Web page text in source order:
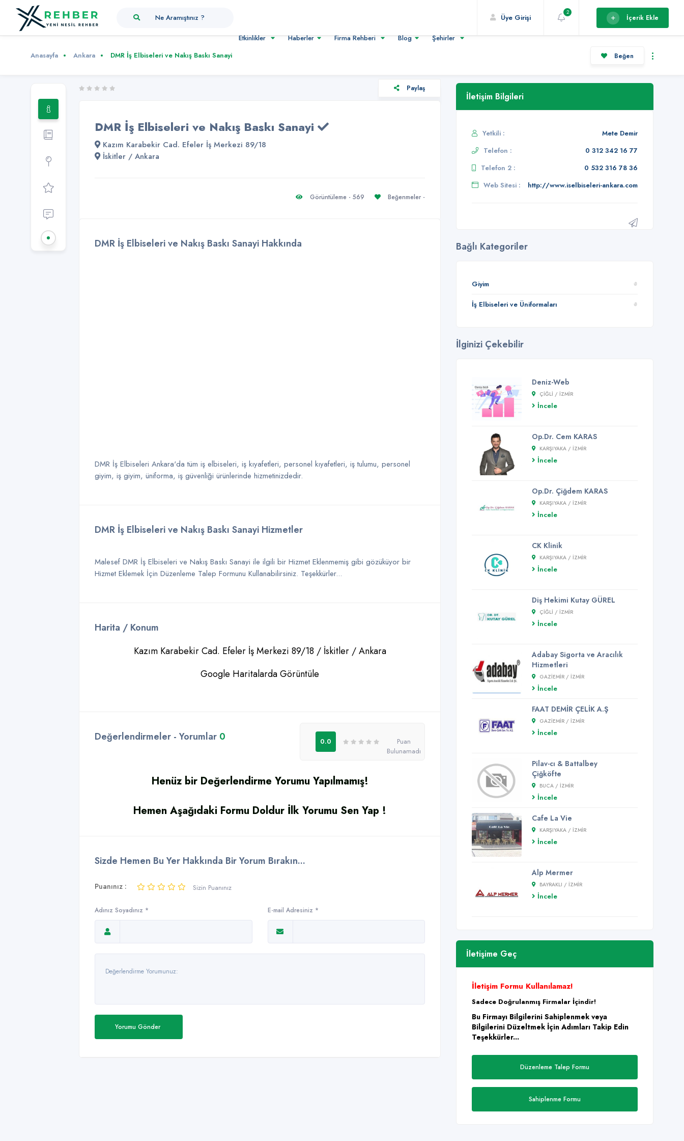
Ne Aramıştınız ? İçerik Ekle
2
Üye Girişi
Etkinlikler Haberler Firma Rehberi Blog
Şehirler
Anasayfa
Ankara DMR İş Elbiseleri ve Nakış Baskı Sanayi Beğen
Paylaş
DMR İş Elbiseleri ve Nakış Baskı Sanayi
Kazım Karabekir Cad. Efeler İş Merkezi 89/18
İskitler / Ankara
Görüntüleme - 569 Beğenmeler -
DMR İş Elbiseleri ve Nakış Baskı Sanayi Hakkında
DMR İş Elbiseleri Ankara'da tüm iş elbiseleri, iş kıyafetleri, personel kıyafetleri, iş tulumu, personel
giyim, iş giyim, üniforma, iş güvenliği ürünlerinde hizmetinizdedir.
DMR İş Elbiseleri ve Nakış Baskı Sanayi Hizmetler
Malesef DMR İş Elbiseleri ve Nakış Baskı Sanayi ile ilgili bir Hizmet Eklenmemiş gibi gözüküyor bir
Hizmet Eklemek İçin Düzenleme Talep Formunu Kullanabilirsiniz. Teşekkürler...
Harita / Konum
Kazım Karabekir Cad. Efeler İş Merkezi 89/18 / İskitler / Ankara
Google Haritalarda Görüntüle
Değerlendirmeler - Yorumlar 0 0.0
Puan
Bulunamadı
Henüz bir Değerlendirme Yorumu Yapılmamış!
Hemen Aşağıdaki Formu Doldur İlk Yorumu Sen Yap !
Sizde Hemen Bu Yer Hakkında Bir Yorum Bırakın...
Puanınız : Sizin Puanınız
Adınız Soyadınız * E-mail Adresiniz *
Yorumu Gönder
İletişim Bilgileri
Yetkili :
Mete Demir
Telefon :
0 312 342 16 77
Telefon 2 :
0 532 316 78 36
Web Sitesi :
http://www.iselbiseleri-ankara.com
Bağlı Kategoriler
Giyim
İş Elbiseleri ve Üniformaları
İlginizi Çekebilir
Deniz-Web
ÇIĞLI / İZMİR
İncele
Op.Dr. Cem KARAS
KARŞIYAKA / İZMİR
İncele
Op.Dr. Çiğdem KARAS
KARŞIYAKA / İZMİR
İncele
CK Klinik
KARŞIYAKA / İZMİR
İncele
Diş Hekimi Kutay GÜREL
ÇIĞLI / İZMİR
İncele
Adabay Sigorta ve Aracılık
Hizmetleri
GAZIEMIR / İZMİR
İncele
FAAT DEMİR ÇELİK A.Ş
GAZIEMIR / İZMİR
İncele
Pilav-cı & Battalbey
Çiğköfte
BUCA / İZMİR
İncele
Cafe La Vie
KARŞIYAKA / İZMİR
İncele
Alp Mermer
BAYRAKLI / İZMİR
İncele
İletişime Geç
İletişim Formu Kullanılamaz!
Sadece Doğrulanmış Firmalar İçindir!
Bu Firmayı Bilgilerini Sahiplenmek veya
Bilgilerini Düzeltmek İçin Adımları Takip Edin
Teşekkürler...
Düzenleme Talep Formu
Sahiplenme Formu